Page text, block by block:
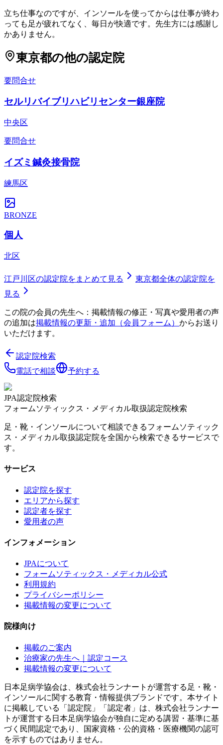
立ち仕事なのですが、インソールを使ってからは仕事が終わ
っても足が疲れてなく、毎日が快適です。先生方には感謝し
かありません。
東京都の他の認定院
要問合せ
セルリバイブリハビリセンター銀座院
中央区
要問合せ
イズミ鍼灸接骨院
練馬区
BRONZE
個人
北区
江戸川区の認定院をまとめて見る 東京都全体の認定院を
見る
この院の会員の先生へ：掲載情報の修正・写真や愛用者の声
の追加は掲載情報の更新・追加（会員フォーム） からお送り
いただけます。
認定院検索
電話で相談
予約する
JPA認定院検索
フォームソティックス・メディカル取扱認定院検索
足・靴・インソールについて相談できるフォームソティック
ス・メディカル取扱認定院を全国から検索できるサービスで
す。
サービス
認定院を探す
エリアから探す
認定者を探す
愛用者の声
インフォメーション
JPAについて
フォームソティックス・メディカル公式
利用規約
プライバシーポリシー
掲載情報の変更について
院様向け
掲載のご案内
治療家の先生へ｜認定コース
掲載情報の変更について
日本足病学協会は、株式会社ランナートが運営する足・靴・
インソールに関する教育・情報提供ブランドです。本サイト
に掲載している「認定院」「認定者」は、株式会社ランナー
トが運営する日本足病学協会が独自に定める講習・基準に基
づく民間認定であり、国家資格・公的資格・医療機関の認可
を示すものではありません。